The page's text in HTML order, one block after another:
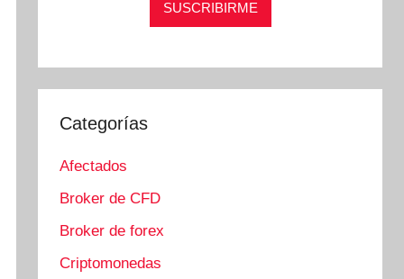
Categorías
Afectados
Broker de CFD
Broker de forex
Criptomonedas